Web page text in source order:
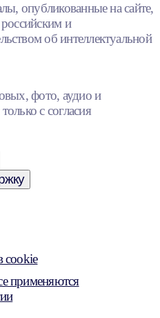
опубликованные на сайте,
и
об интеллектуальной
фото, аудио и
с согласия
cookie
применяются